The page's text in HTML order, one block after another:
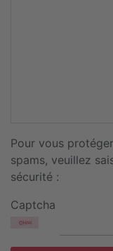
Pour vous
spams, veuillez
sécurité :
Captcha